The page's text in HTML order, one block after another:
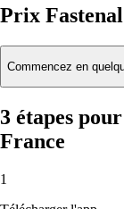
Prix
Commencez en
3 étapes
France
1